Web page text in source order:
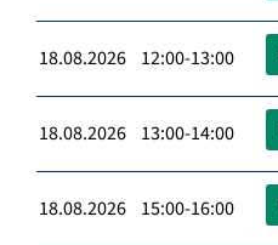
18.08.2026 12:00-13:00
18.08.2026 13:00-14:00
18.08.2026 15:00-16:00